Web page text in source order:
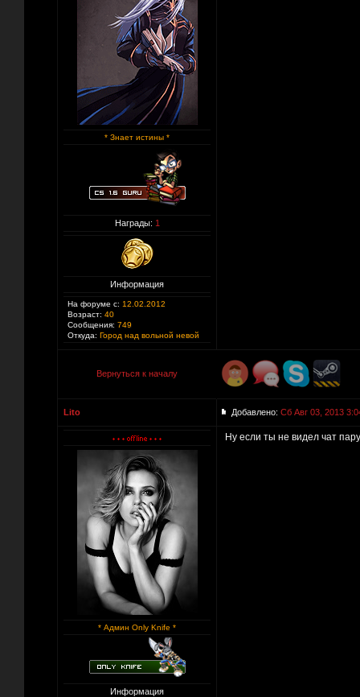
* Знает истины *
Награды: 1
Информация
На форуме с: 12.02.2012
Возраст: 40
Сообщения: 749
Откуда: Город над вольной невой
Вернуться к началу
Lito Добавлено: Сб Авг 03, 2013
* Админ Only Knife *
Информация
Ну если ты не видел чат